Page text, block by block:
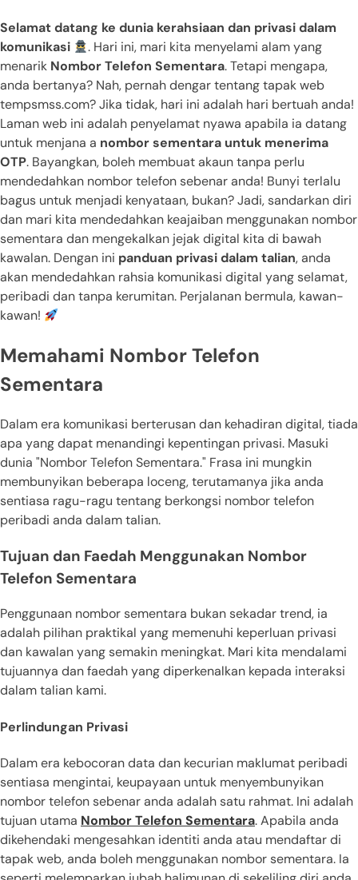
Selamat datang ke dunia kerahsiaan dan privasi dalam
komunikasi
. Hari ini, mari kita menyelami alam yang
menarik Nombor Telefon Sementara. Tetapi mengapa,
anda bertanya? Nah, pernah dengar tentang tapak web
tempsmss.com? Jika tidak, hari ini adalah hari bertuah anda!
Laman web ini adalah penyelamat nyawa apabila ia datang
untuk menjana a nombor sementara untuk menerima
OTP. Bayangkan, boleh membuat akaun tanpa perlu
mendedahkan nombor telefon sebenar anda! Bunyi terlalu
bagus untuk menjadi kenyataan, bukan? Jadi, sandarkan diri
dan mari kita mendedahkan keajaiban menggunakan nombor
sementara dan mengekalkan jejak digital kita di bawah
kawalan. Dengan ini panduan privasi dalam talian, anda
akan mendedahkan rahsia komunikasi digital yang selamat,
peribadi dan tanpa kerumitan. Perjalanan bermula, kawan-
kawan!
Memahami Nombor Telefon
Sementara
Dalam era komunikasi berterusan dan kehadiran digital, tiada
apa yang dapat menandingi kepentingan privasi. Masuki
dunia "Nombor Telefon Sementara." Frasa ini mungkin
membunyikan beberapa loceng, terutamanya jika anda
sentiasa ragu-ragu tentang berkongsi nombor telefon
peribadi anda dalam talian.
Tujuan dan Faedah Menggunakan Nombor
Telefon Sementara
Penggunaan nombor sementara bukan sekadar trend, ia
adalah pilihan praktikal yang memenuhi keperluan privasi
dan kawalan yang semakin meningkat. Mari kita mendalami
tujuannya dan faedah yang diperkenalkan kepada interaksi
dalam talian kami.
Perlindungan Privasi
Dalam era kebocoran data dan kecurian maklumat peribadi
sentiasa mengintai, keupayaan untuk menyembunyikan
nombor telefon sebenar anda adalah satu rahmat. Ini adalah
tujuan utama Nombor Telefon Sementara. Apabila anda
dikehendaki mengesahkan identiti anda atau mendaftar di
tapak web, anda boleh menggunakan nombor sementara. Ia